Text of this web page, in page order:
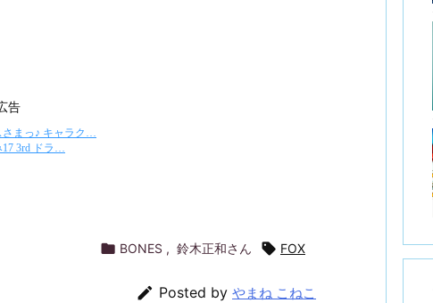
告
 BONES , 鈴木正和さん  FOX
 Posted by やまね こねこ